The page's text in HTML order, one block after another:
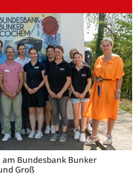
Bundesbank Bunker
Groß